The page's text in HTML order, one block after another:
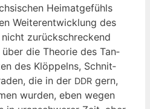
Hei­mat­ge­fühls
Wei­ter­ent­wick­lung des
zurück­schre­ckend
über die Theo­rie des Tan­
des Klöp­pelns, Schnit­
die in der DDR gern,
wur­den, eben wegen